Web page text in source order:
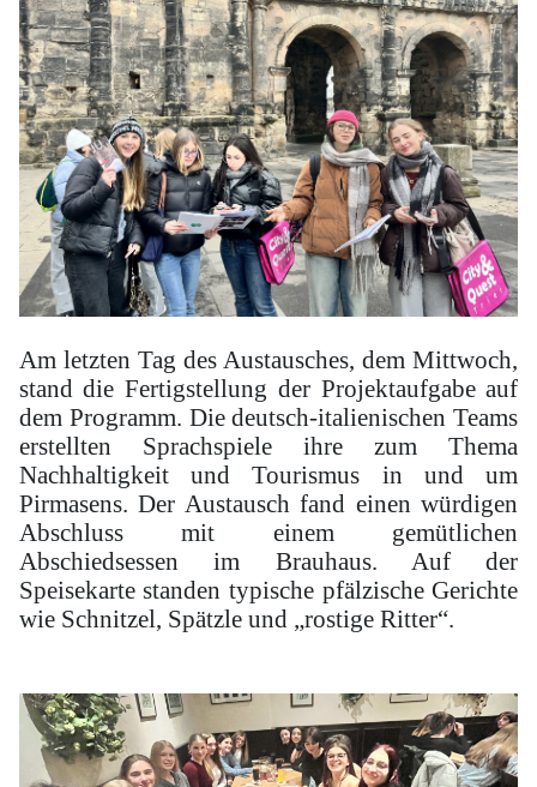
Am letzten Tag des Austausches, dem Mittwoch,
stand die Fertigstellung der Projektaufgabe auf
dem Programm. Die deutsch-italienischen Teams
erstellten Sprachspiele ihre zum Thema
Nachhaltigkeit und Tourismus in und um
Pirmasens. Der Austausch fand einen würdigen
Abschluss mit einem gemütlichen
Abschiedsessen im Brauhaus. Auf der
Speisekarte standen typische pfälzische Gerichte
wie Schnitzel, Spätzle und „rostige Ritter“.